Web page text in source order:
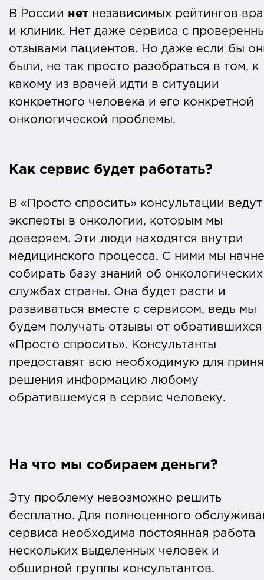
В России нет независимых рейтингов
и клиник. Нет даже сервиса с
отзывами пациентов. Но даже если бы
были, не так просто разобраться в том, к
какому из врачей идти в ситуации
конкретного человека и его конкретной
онкологической проблемы.
Как сервис будет работать?
В «Просто спросить» консультации ведут
эксперты в онкологии, которым мы
доверяем. Эти люди находятся внутри
медицинского процесса. С ними мы
собирать базу знаний об онкологических
службах страны. Она будет расти и
развиваться вместе с сервисом, ведь мы
будем получать отзывы от обратившихся
«Просто спросить». Консультанты
предоставят всю необходимую для
решения информацию любому
обратившемуся в сервис человеку.
На что мы собираем деньги?
Эту проблему невозможно решить
бесплатно. Для полноценного
сервиса необходима постоянная работа
нескольких выделенных человек и
обширной группы консультантов.